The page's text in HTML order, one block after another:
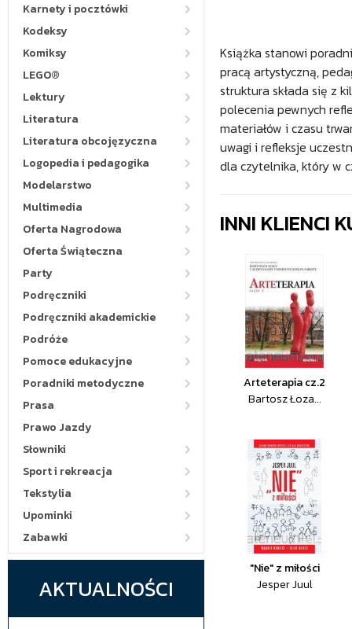
Karnety i pocztówki
Kodeksy
Komiksy
LEGO®
Lektury
Literatura
Literatura obcojęzyczna
Logopedia i pedagogika
Modelarstwo
Multimedia
Oferta Nagrodowa
Oferta Świąteczna
Party
Podręczniki
Podręczniki akademickie
Podróże
Pomoce edukacyjne
Poradniki metodyczne
Prasa
Prawo Jazdy
Słowniki
Sport i rekreacja
Tekstylia
Upominki
Zabawki
AKTUALNOŚCI
Książka stanowi
pracą artystyczną,
struktura składa się z
polecenia pewnych
materiałów i czasu
uwagi i refleksje
dla czytelnika, który w
INNI KLIENCI
Arteterapia cz.2
Bartosz Łoza...
"Nie" z miłości
Jesper Juul